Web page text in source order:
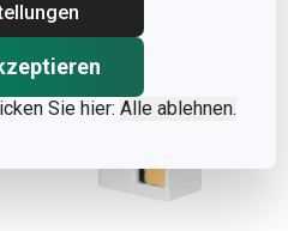
Sie hier: Alle ablehnen.